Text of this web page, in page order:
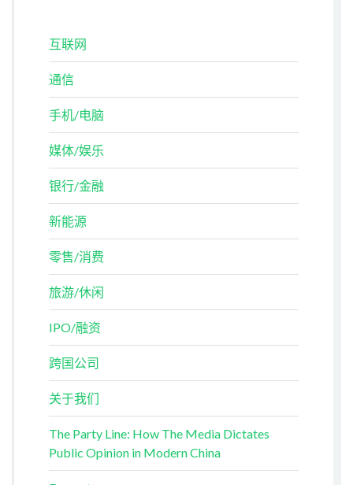
互联网
通信
手机/电脑
媒体/娱乐
银行/金融
新能源
零售/消费
旅游/休闲
IPO/融资
跨国公司
关于我们
The Party Line: How The Media Dictates
Public Opinion in Modern China